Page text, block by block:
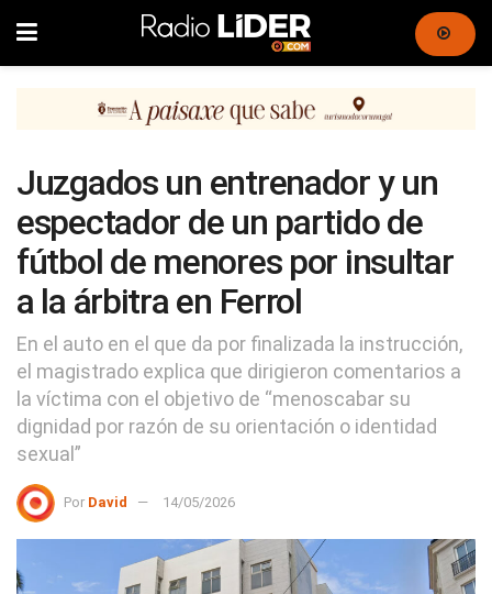
Juzgados un entrenador y un
espectador de un partido de
fútbol de menores por insultar
a la árbitra en Ferrol
En el auto en el que da por finalizada la instrucción,
el magistrado explica que dirigieron comentarios a
la víctima con el objetivo de “menoscabar su
dignidad por razón de su orientación o identidad
sexual”
Por David 14/05/2026